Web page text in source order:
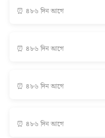
⏰ ৪৮৬ দিন আগে
⏰ ৪৮৬ দিন আগে
⏰ ৪৮৬ দিন আগে
⏰ ৪৮৬ দিন আগে